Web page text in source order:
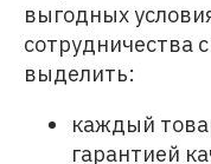
выгодных
сотрудничества
выделить:
каждый
гарантией